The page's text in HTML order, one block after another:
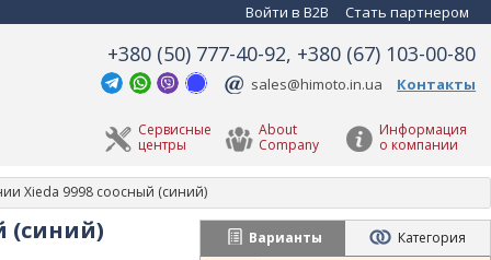
Войти в B2B Стать партнером
+380 (50) 777-40-92, +380 (67) 103-00-80
sales@himoto.in.ua Контакты
Информация
о компании
About
Company
Сервисные
центры
Xieda 9998 соосный (синий)
(синий) Варианты
Категория